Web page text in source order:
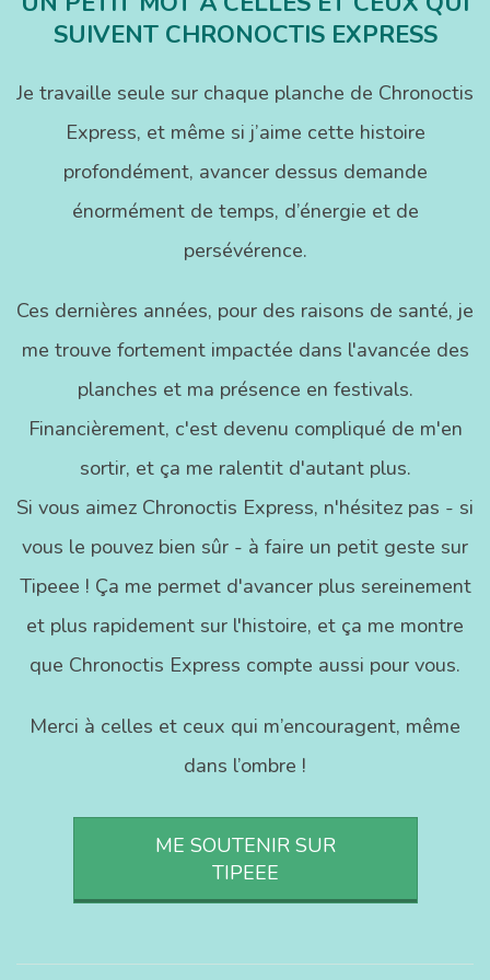
SUIVENT CHRONOCTIS EXPRESS
Je travaille seule sur chaque planche de Chronoctis
Express, et même si j’aime cette histoire
profondément, avancer dessus demande
énormément de temps, d’énergie et de
persévérence.
Ces dernières années, pour des raisons de santé, je
me trouve fortement impactée dans l'avancée des
planches et ma présence en festivals.
Financièrement, c'est devenu compliqué de m'en
sortir, et ça me ralentit d'autant plus.
Si vous aimez Chronoctis Express, n'hésitez pas - si
vous le pouvez bien sûr - à faire un petit geste sur
Tipeee ! Ça me permet d'avancer plus sereinement
et plus rapidement sur l'histoire, et ça me montre
que Chronoctis Express compte aussi pour vous.
Merci à celles et ceux qui m’encouragent, même
dans l’ombre !
ME SOUTENIR SUR
TIPEEE